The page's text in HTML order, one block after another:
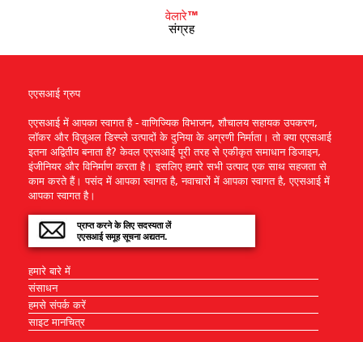
वेलारे™
संग्रह
एएसआई ग्रुप
एएसआई में आपका स्वागत है - वाणिज्यिक विभाजन, शौचालय सहायक उपकरण,
लॉकर और विज़ुअल डिस्प्ले उत्पादों के दुनिया के अग्रणी निर्माता। तो क्या एएसआई
इतना अद्वितीय बनाता है? केवल एएसआई पूरी तरह से एकीकृत समाधान डिजाइन,
इंजीनियर और विनिर्माण करता है। इसलिए हमारे सभी उत्पाद एक साथ सहजता से
काम करते हैं। पसंद में आपका स्वागत है, नवाचारों में आपका स्वागत है, एएसआई में
आपका स्वागत है।
प्राप्त करने के लिए सदस्यता लें
एएसआई समूह सूचना अद्यतन.
हमारे बारे में
संसाधन
हमसे संपर्क करें
साइट मानचित्र